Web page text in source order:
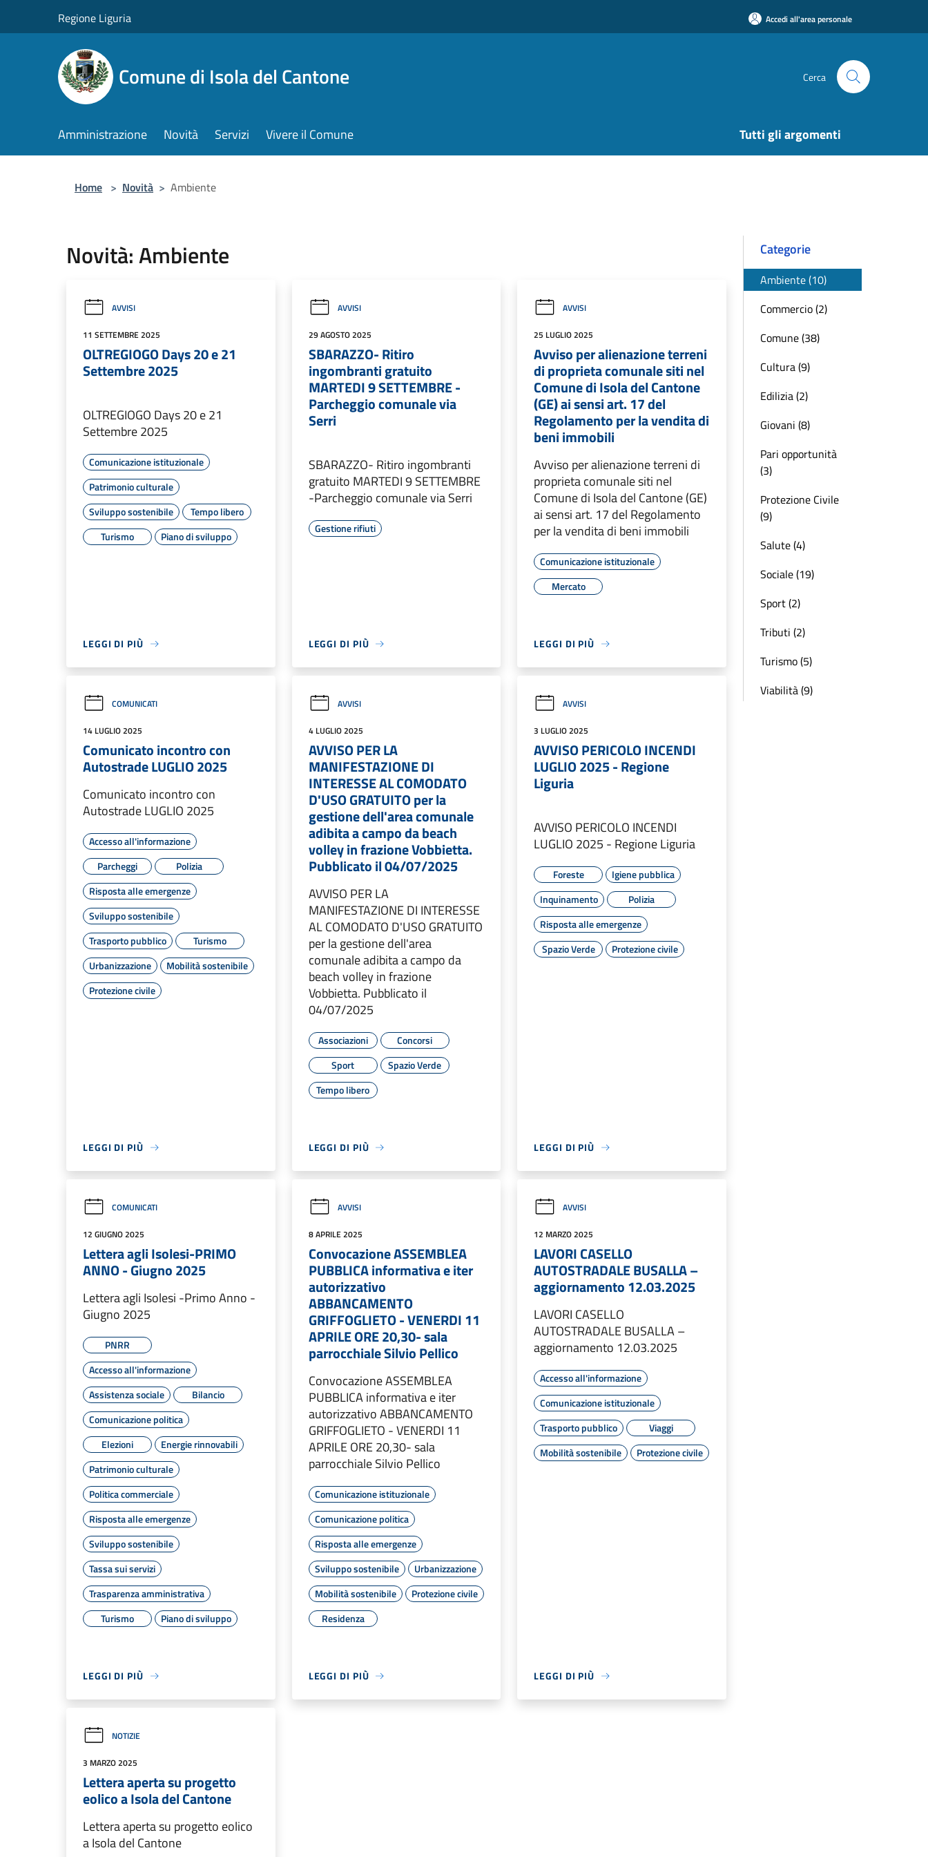
Regione Liguria Accedi all'area personale
Comune di Isola del Cantone Cerca
Amministrazione Novità Servizi Vivere il Comune Tutti gli argomenti
Home > Novità > Ambiente
Novità: Ambiente
AVVISI
11 SETTEMBRE 2025
OLTREGIOGO Days 20 e 21
Settembre 2025
OLTREGIOGO Days 20 e 21
Settembre 2025
Comunicazione istituzionale
Patrimonio culturale
Sviluppo sostenibile
Tempo libero
Turismo
Piano di sviluppo
LEGGI DI PIÙ
AVVISI
29 AGOSTO 2025
SBARAZZO- Ritiro
ingombranti gratuito
MARTEDI 9 SETTEMBRE -
Parcheggio comunale via
Serri
SBARAZZO- Ritiro ingombranti
gratuito MARTEDI 9 SETTEMBRE
-Parcheggio comunale via Serri
Gestione rifiuti
LEGGI DI PIÙ
AVVISI
25 LUGLIO 2025
Avviso per alienazione terreni
di proprieta comunale siti nel
Comune di Isola del Cantone
(GE) ai sensi art. 17 del
Regolamento per la vendita di
beni immobili
Avviso per alienazione terreni di
proprieta comunale siti nel
Comune di Isola del Cantone (GE)
ai sensi art. 17 del Regolamento
per la vendita di beni immobili
Comunicazione istituzionale
Mercato
LEGGI DI PIÙ
COMUNICATI
14 LUGLIO 2025
Comunicato incontro con
Autostrade LUGLIO 2025
Comunicato incontro con
Autostrade LUGLIO 2025
Accesso all'informazione
Parcheggi
Polizia
Risposta alle emergenze
Sviluppo sostenibile
Trasporto pubblico
Turismo
Urbanizzazione
Mobilità sostenibile
Protezione civile
LEGGI DI PIÙ
AVVISI
4 LUGLIO 2025
AVVISO PER LA
MANIFESTAZIONE DI
INTERESSE AL COMODATO
D'USO GRATUITO per la
gestione dell'area comunale
adibita a campo da beach
volley in frazione Vobbietta.
Pubblicato il 04/07/2025
AVVISO PER LA
MANIFESTAZIONE DI INTERESSE
AL COMODATO D'USO GRATUITO
per la gestione dell'area
comunale adibita a campo da
beach volley in frazione
Vobbietta. Pubblicato il
04/07/2025
Associazioni
Concorsi
Sport
Spazio Verde
Tempo libero
LEGGI DI PIÙ
AVVISI
3 LUGLIO 2025
AVVISO PERICOLO INCENDI
LUGLIO 2025 - Regione
Liguria
AVVISO PERICOLO INCENDI
LUGLIO 2025 - Regione Liguria
Foreste
Igiene pubblica
Inquinamento
Polizia
Risposta alle emergenze
Spazio Verde
Protezione civile
LEGGI DI PIÙ
COMUNICATI
12 GIUGNO 2025
Lettera agli Isolesi-PRIMO
ANNO - Giugno 2025
Lettera agli Isolesi -Primo Anno -
Giugno 2025
PNRR
Accesso all'informazione
Assistenza sociale
Bilancio
Comunicazione politica
Elezioni
Energie rinnovabili
Patrimonio culturale
Politica commerciale
Risposta alle emergenze
Sviluppo sostenibile
Tassa sui servizi
Trasparenza amministrativa
Turismo
Piano di sviluppo
LEGGI DI PIÙ
AVVISI
8 APRILE 2025
Convocazione ASSEMBLEA
PUBBLICA informativa e iter
autorizzativo
ABBANCAMENTO
GRIFFOGLIETO - VENERDI 11
APRILE ORE 20,30- sala
parrocchiale Silvio Pellico
Convocazione ASSEMBLEA
PUBBLICA informativa e iter
autorizzativo ABBANCAMENTO
GRIFFOGLIETO - VENERDI 11
APRILE ORE 20,30- sala
parrocchiale Silvio Pellico
Comunicazione istituzionale
Comunicazione politica
Risposta alle emergenze
Sviluppo sostenibile
Urbanizzazione
Mobilità sostenibile
Protezione civile
Residenza
LEGGI DI PIÙ
AVVISI
12 MARZO 2025
LAVORI CASELLO
AUTOSTRADALE BUSALLA –
aggiornamento 12.03.2025
LAVORI CASELLO
AUTOSTRADALE BUSALLA –
aggiornamento 12.03.2025
Accesso all'informazione
Comunicazione istituzionale
Trasporto pubblico
Viaggi
Mobilità sostenibile
Protezione civile
LEGGI DI PIÙ
NOTIZIE
3 MARZO 2025
Lettera aperta su progetto
eolico a Isola del Cantone
Lettera aperta su progetto eolico
a Isola del Cantone
Categorie
Ambiente (10)
Commercio (2)
Comune (38)
Cultura (9)
Edilizia (2)
Giovani (8)
Pari opportunità
(3)
Protezione Civile
(9)
Salute (4)
Sociale (19)
Sport (2)
Tributi (2)
Turismo (5)
Viabilità (9)